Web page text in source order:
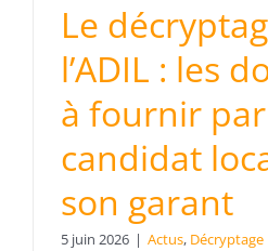
Le
l’ADIL : les
à fournir
candidat
son garant
5 juin 2026 | Actus, Décryptage